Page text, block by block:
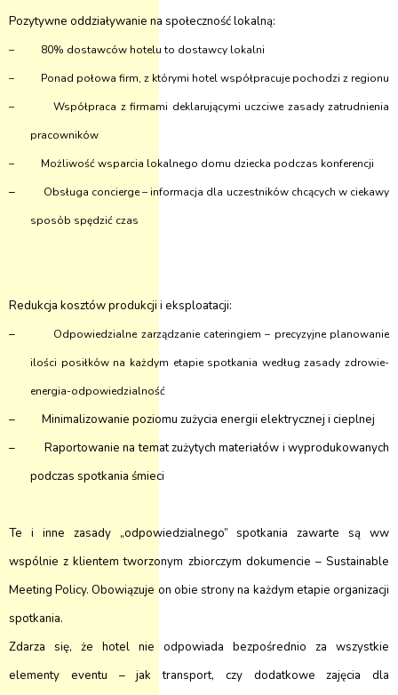
Pozytywne oddziaływanie na społeczność lokalną:
–
80% dostawców hotelu to dostawcy lokalni
–
Ponad połowa firm, z którymi hotel współpracuje pochodzi z regionu
–
Współpraca z firmami deklarującymi uczciwe zasady zatrudnienia
pracowników
–
Możliwość wsparcia lokalnego domu dziecka podczas konferencji
–
Obsługa concierge – informacja dla uczestników chcących w ciekawy
sposób spędzić czas
Redukcja kosztów produkcji i eksploatacji:
–
Odpowiedzialne zarządzanie cateringiem – precyzyjne planowanie
ilości posiłków na każdym etapie spotkania według zasady zdrowie-
energia-odpowiedzialność
–
Minimalizowanie poziomu zużycia energii elektrycznej i cieplnej
–
Raportowanie na temat zużytych materiałów i wyprodukowanych
podczas spotkania śmieci
Te i inne zasady „odpowiedzialnego” spotkania zawarte są ww
wspólnie z klientem tworzonym zbiorczym dokumencie – Sustainable
Meeting Policy. Obowiązuje on obie strony na każdym etapie organizacji
spotkania.
Zdarza się, że hotel nie odpowiada bezpośrednio za wszystkie
elementy eventu – jak transport, czy dodatkowe zajęcia dla